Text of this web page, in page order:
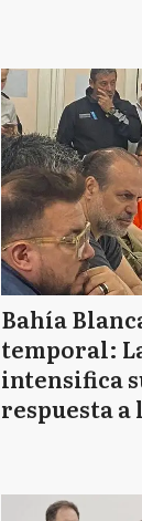
Bahía
temporal:
intensifica
respuesta